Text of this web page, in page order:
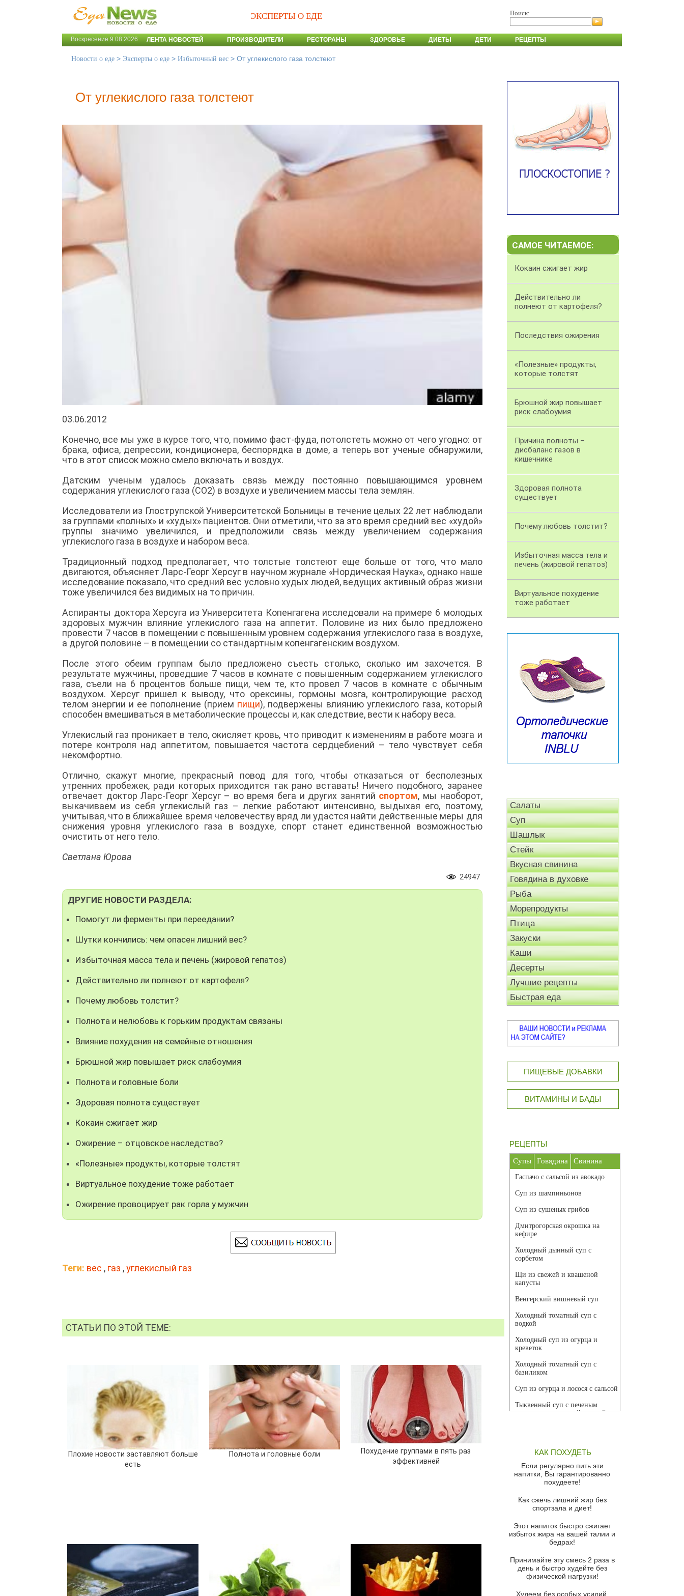
ЭКСПЕРТЫ О ЕДЕ Поиск:
Воскресение 9.08.2026 ЛЕНТА НОВОСТЕЙ ПРОИЗВОДИТЕЛИ РЕСТОРАНЫ ЗДОРОВЬЕ ДИЕТЫ ДЕТИ РЕЦЕПТЫ
Новости о еде > Эксперты о еде > Избыточный вес > От углекислого газа толстеют
От углекислого газа толстеют
03.06.2012
Конечно, все мы уже в курсе того, что, помимо фаст-фуда, потолстеть можно от чего угодно: от
брака, офиса, депрессии, кондиционера, беспорядка в доме, а теперь вот ученые обнаружили,
что в этот список можно смело включать и воздух.
Датским ученым удалось доказать связь между постоянно повышающимся уровнем
содержания углекислого газа (СО2) в воздухе и увеличением массы тела землян.
Исследователи из Глострупской Университетской Больницы в течение целых 22 лет наблюдали
за группами «полных» и «худых» пациентов. Они отметили, что за это время средний вес «худой»
группы значимо увеличился, и предположили связь между увеличением содержания
углекислого газа в воздухе и набором веса.
Традиционный подход предполагает, что толстые толстеют еще больше от того, что мало
двигаются, объясняет Ларс-Георг Херсуг в научном журнале «Нордическая Наука», однако наше
исследование показало, что средний вес условно худых людей, ведущих активный образ жизни
тоже увеличился без видимых на то причин.
Аспиранты доктора Херсуга из Университета Копенгагена исследовали на примере 6 молодых
здоровых мужчин влияние углекислого газа на аппетит. Половине из них было предложено
провести 7 часов в помещении с повышенным уровнем содержания углекислого газа в воздухе,
а другой половине – в помещении со стандартным копенгагенским воздухом.
После этого обеим группам было предложено съесть столько, сколько им захочется. В
результате мужчины, проведшие 7 часов в комнате с повышенным содержанием углекислого
газа, съели на 6 процентов больше пищи, чем те, кто провел 7 часов в комнате с обычным
воздухом. Херсуг пришел к выводу, что орексины, гормоны мозга, контролирующие расход
телом энергии и ее пополнение (прием пищи), подвержены влиянию углекислого газа, который
способен вмешиваться в метаболические процессы и, как следствие, вести к набору веса.
Углекислый газ проникает в тело, окисляет кровь, что приводит к изменениям в работе мозга и
потере контроля над аппетитом, повышается частота сердцебиений – тело чувствует себя
некомфортно.
Отлично, скажут многие, прекрасный повод для того, чтобы отказаться от бесполезных
утренних пробежек, ради которых приходится так рано вставать! Ничего подобного, заранее
отвечает доктор Ларс-Георг Херсуг – во время бега и других занятий спортом, мы наоборот,
выкачиваем из себя углекислый газ – легкие работают интенсивно, выдыхая его, поэтому,
учитывая, что в ближайшее время человечеству вряд ли удастся найти действенные меры для
снижения уровня углекислого газа в воздухе, спорт станет единственной возможностью
очистить от него тело.
Светлана Юрова
24947
ДРУГИЕ НОВОСТИ РАЗДЕЛА:
Помогут ли ферменты при переедании?
Шутки кончились: чем опасен лишний вес?
Избыточная масса тела и печень (жировой гепатоз)
Действительно ли полнеют от картофеля?
Почему любовь толстит?
Полнота и нелюбовь к горьким продуктам связаны
Влияние похудения на семейные отношения
Брюшной жир повышает риск слабоумия
Полнота и головные боли
Здоровая полнота существует
Кокаин сжигает жир
Ожирение – отцовское наследство?
«Полезные» продукты, которые толстят
Виртуальное похудение тоже работает
Ожирение провоцирует рак горла у мужчин
Теги: вес , газ ,углекислый газ
СТАТЬИ ПО ЭТОЙ ТЕМЕ:
Плохие новости заставляют больше
есть
Полнота и головные боли
Похудение группами в пять раз
эффективней
САМОЕ ЧИТАЕМОЕ:
Кокаин сжигает жир
Действительно ли
полнеют от картофеля?
Последствия ожирения
«Полезные» продукты,
которые толстят
Брюшной жир повышает
риск слабоумия
Причина полноты –
дисбаланс газов в
кишечнике
Здоровая полнота
существует
Почему любовь толстит?
Избыточная масса тела и
печень (жировой гепатоз)
Виртуальное похудение
тоже работает
Салаты
Суп
Шашлык
Стейк
Вкусная свинина
Говядина в духовке
Рыба
Морепродукты
Птица
Закуски
Каши
Десерты
Лучшие рецепты
Быстрая еда
ПИЩЕВЫЕ ДОБАВКИ
ВИТАМИНЫ И БАДЫ
РЕЦЕПТЫ
Супы Говядина Свинина
Гаспачо с сальсой из авокадо
Суп из шампиньонов
Суп из сушеных грибов
Дмитрогорская окрошка на
кефире
Холодный дынный суп с
сорбетом
Щи из свежей и квашеной
капусты
Венгерский вишневый суп
Холодный томатный суп с
водкой
Холодный суп из огурца и
креветок
Холодный томатный суп с
базиликом
Суп из огурца и лосося с сальсой
Тыквенный суп с печеным
чесноком и томатной сальсой
красного перца
Парижский луковый суп
Суп из спаржи и горошка с
Суп-крем из цветной капусты
Французский луковый суп
Суп из баклажанов с моцареллой
Грибной крем-суп с кростини с
козьим сыром
Суп мисо с зеленым луком и
КАК ПОХУДЕТЬ
Если регулярно пить эти
напитки, Вы гарантированно
похудеете!
Как сжечь лишний жир без
спортзала и диет!
Этот напиток быстро сжигает
избыток жира на вашей талии и
бедрах!
Принимайте эту смесь 2 раза в
день и быстро худейте без
физической нагрузки!
Худеем без особых усилий,